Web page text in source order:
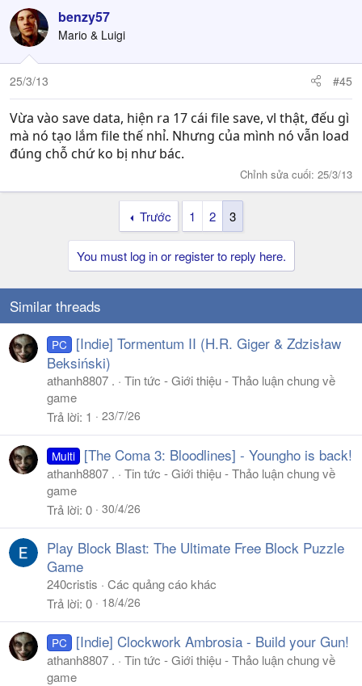
benzy57
Mario & Luigi
25/3/13 #45
Vừa vào save data, hiện ra 17 cái file save, vl thật, đếu gì
mà nó tạo lắm file thế nhỉ. Nhưng của mình nó vẫn load
đúng chỗ chứ ko bị như bác.
Chỉnh sửa cuối: 25/3/13
Trước 1 2 3
You must log in or register to reply here.
Similar threads
PC
[Indie] Tormentum II (H.R. Giger & Zdzisław
Beksiński)
athanh8807 .
Tin tức - Giới thiệu - Thảo luận chung về
game
Trả lời 1 23/7/26
Multi [The Coma 3: Bloodlines] - Youngho is back!
athanh8807 .
Tin tức - Giới thiệu - Thảo luận chung về
game
Trả lời 0 30/4/26
Play Block Blast: The Ultimate Free Block Puzzle
Game
240cristis
Các quảng cáo khác
Trả lời 0 18/4/26
PC [Indie] Clockwork Ambrosia - Build your Gun!
athanh8807 .
Tin tức - Giới thiệu - Thảo luận chung về
game